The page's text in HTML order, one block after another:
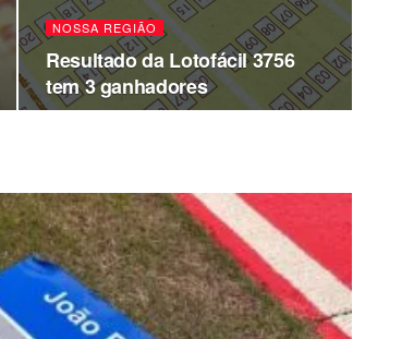
NOSSA REGIÃO
Resultado da Lotofácil 3756
tem 3 ganhadores